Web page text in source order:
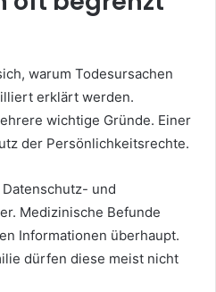
warum Todesursachen
erklärt werden.
wichtige Gründe. Einer
der Persönlichkeitsrechte.
und
Medizinische Befunde
Informationen überhaupt.
dürfen diese meist nicht